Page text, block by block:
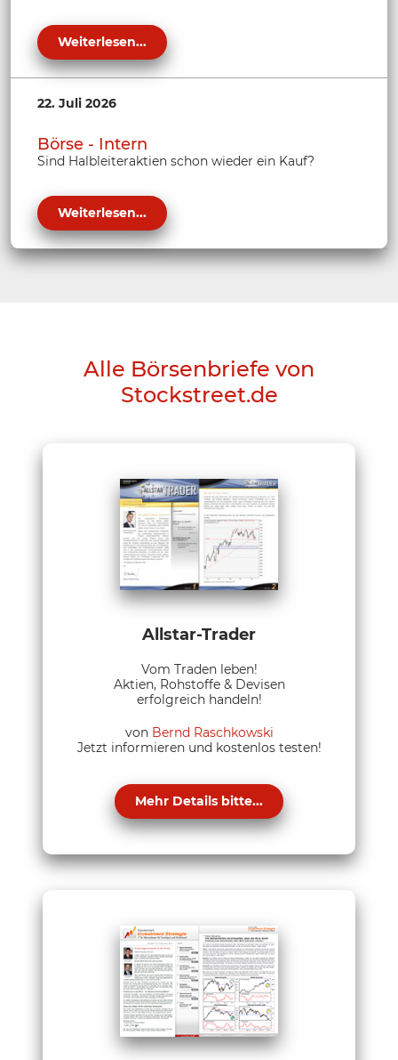
Weiterlesen...
22. Juli 2026
Börse - Intern
Sind Halbleiteraktien schon wieder ein Kauf?
Weiterlesen...
Alle Börsenbriefe von
Stockstreet.de
Allstar-Trader
Vom Traden leben!
Aktien, Rohstoffe & Devisen
erfolgreich handeln!
von Bernd Raschkowski
Jetzt informieren und kostenlos testen!
Mehr Details bitte...